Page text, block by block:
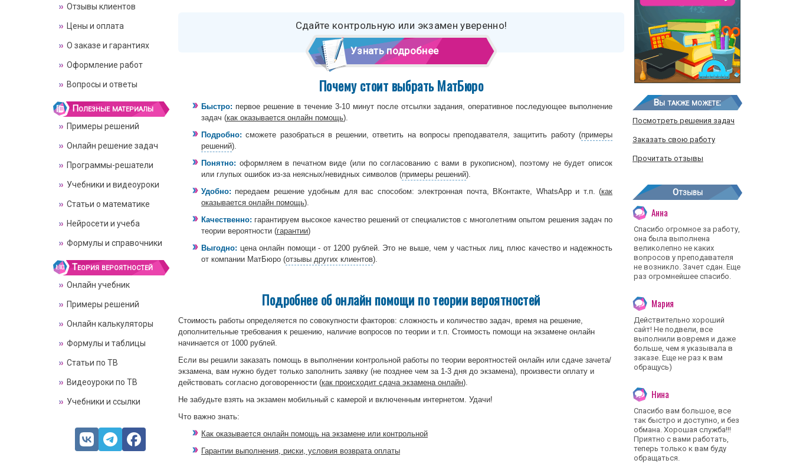
Сдайте контрольную или экзамен уверенно!
Узнать подробнее
Почему стоит выбрать МатБюро
Быстро: первое решение в течение 3-10 минут после отсылки задания, оперативное последующее выполнение
задач (как оказывается онлайн помощь).
Подробно: сможете разобраться в решении, ответить на вопросы преподавателя, защитить работу (примеры
решений).
Понятно: оформляем в печатном виде (или по согласованию с вами в рукописном), поэтому не будет описок
или глупых ошибок из-за неясных/невидных символов (примеры решений).
Удобно: передаем решение удобным для вас способом: электронная почта, ВКонтакте, WhatsApp и т.п. (как
оказывается онлайн помощь).
Качественно: гарантируем высокое качество решений от специалистов с многолетним опытом решения задач по
теории вероятности (гарантии)
Выгодно: цена онлайн помощи - от 1200 рублей. Это не выше, чем у частных лиц, плюс качество и надежность
от компании МатБюро (отзывы других клиентов).
Подробнее об онлайн помощи по теории вероятностей
Стоимость работы определяется по совокупности факторов: сложность и количество задач, время на решение,
дополнительные требования к решению, наличие вопросов по теории и т.п. Стоимость помощи на экзамене онлайн
начинается от 1000 рублей.
Если вы решили заказать помощь в выполнении контрольной работы по теории вероятностей онлайн или сдаче зачета/
экзамена, вам нужно будет только заполнить заявку (не позднее чем за 1-3 дня до экзамена), произвести оплату и
действовать согласно договоренности (как происходит сдача экзамена онлайн).
Не забудьте взять на экзамен мобильный с камерой и включенным интернетом. Удачи!
Что важно знать:
Как оказывается онлайн помощь на экзамене или контрольной
Гарантии выполнения, риски, условия возврата оплаты
Отзывы клиентов
Цены и оплата
О заказе и гарантиях
Оформление работ
Вопросы и ответы
Полезные материалы
Примеры решений
Онлайн решение задач
Программы-решатели
Учебники и видеоуроки
Статьи о математике
Нейросети и учеба
Формулы и справочники
Теория вероятностей
Онлайн учебник
Примеры решений
Онлайн калькуляторы
Формулы и таблицы
Статьи по ТВ
Видеоуроки по ТВ
Учебники и ссылки
Вы также можете:
Посмотреть решения задач
Заказать свою работу
Прочитать отзывы
Отзывы
Анна
Спасибо огромное за работу,
она была выполнена
великолепно не каких
вопросов у преподавателя
не возникло. Зачет сдан. Еще
раз огромнейшее спасибо.
Мария
Действительно хороший
сайт! Не подвели, все
выполнили вовремя и даже
больше, чем я указывала в
заказе. Еще не раз к вам
обращусь)
Нина
Спасибо вам большое, все
так быстро и доступно, и без
обмана. Хорошая служба!!!
Приятно с вами работать,
теперь только к вам буду
обращаться.